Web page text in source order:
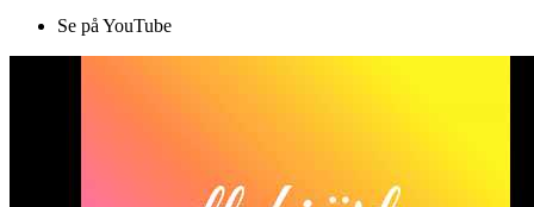
Se på YouTube